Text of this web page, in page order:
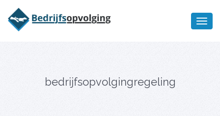
bedrijfsopvolgingregeling
bedrijfsopvolging voor fiscaal
juridisch advies
Ik wil meer informatie